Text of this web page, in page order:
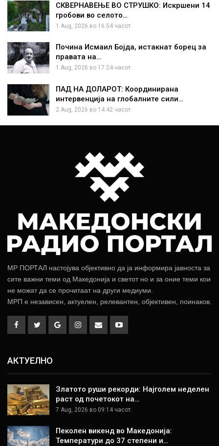
СКВЕРНАВЕЊЕ ВО СТРУШКО: Искршени 14
гробови во селото…
1 Aug, 2026 во 16:54 часот.
Почина Исмаил Бојда, истакнат борец за
правата на…
1 Aug, 2026 во 17:24 часот.
ПАД НА ДОЛАРОТ: Координирана
интервенција на глобалните сили…
2 Aug, 2026 во 14:42 часот.
МР ПОРТАЛ настојува објективно да ја информира јавноста за
сите важни теми од Македонија и светот но и за оние теми кои
не можат да се прочитаат на други медиуми.
МРП е независен, актуелен, релевантен, објективен, поинаков.
АКТУЕЛНО
Златото руши рекорди: Најголем неделен
раст од почетокот на…
7 Aug, 2026 во 09:14 часот.
Пеколен викенд во Македонија:
Температури до 37 степени и…